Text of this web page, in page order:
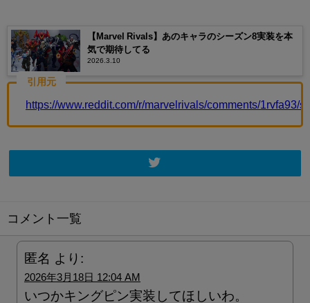
【Marvel Rivals】あのキャラのシーズン8実装を本
気で期待してる
2026.3.10
引用元
https://www.reddit.com/r/marvelrivals/comments/1rvfa93/
コメント一覧
匿名 より:
2026年3月18日 12:04 AM
いつかキングピン実装してほしいわ。